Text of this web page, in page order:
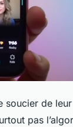
soucier de
pas